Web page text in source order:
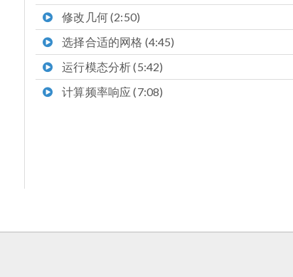
修改几何 (2:50)
选择合适的网格 (4:45)
运行模态分析 (5:42)
计算频率响应 (7:08)